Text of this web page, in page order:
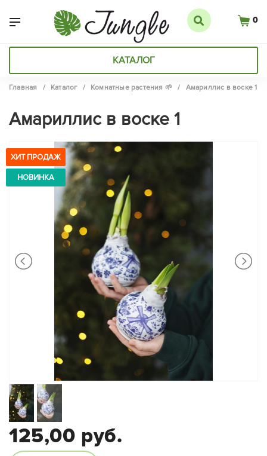
0
КАТАЛОГ
Главная / Каталог / Комнатные растения 🌱 / Амариллис в воске 1
Амариллис в воске 1
ХИТ ПРОДАЖ
НОВИНКА
125,00 руб.